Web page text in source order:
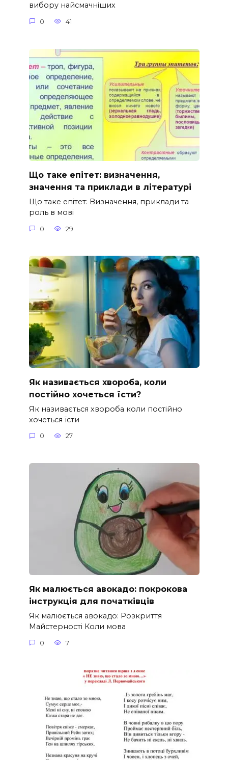
вибору найсмачніших
0 41
Що таке епітет: визначення,
значення та приклади в літературі
Що таке епітет: Визначення, приклади та
роль в мові
0 29
Як називається хвороба, коли
постійно хочеться їсти?
Як називається хвороба коли постійно
хочеться їсти
0 27
Як малюється авокадо: покрокова
інструкція для початківців
Як малюється авокадо: Розкриття
Майстерності Коли мова
0 7